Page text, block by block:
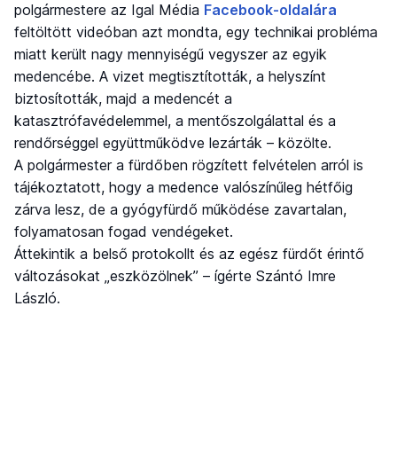
polgármestere az Igal Média Facebook-oldalára
feltöltött videóban azt mondta, egy technikai probléma
miatt került nagy mennyiségű vegyszer az egyik
medencébe. A vizet megtisztították, a helyszínt
biztosították, majd a medencét a
katasztrófavédelemmel, a mentőszolgálattal és a
rendőrséggel együttműködve lezárták – közölte.
A polgármester a fürdőben rögzített felvételen arról is
tájékoztatott, hogy a medence valószínűleg hétfőig
zárva lesz, de a gyógyfürdő működése zavartalan,
folyamatosan fogad vendégeket.
Áttekintik a belső protokollt és az egész fürdőt érintő
változásokat „eszközölnek” – ígérte Szántó Imre
László.